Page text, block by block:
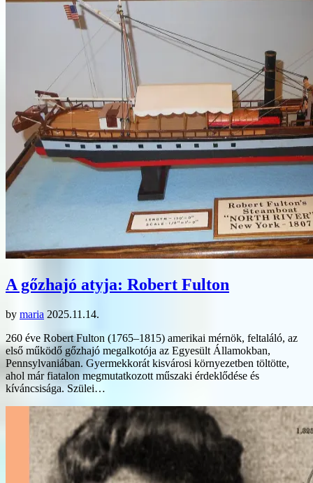
A gőzhajó atyja: Robert Fulton
by maria 2025.11.14.
260 éve Robert Fulton (1765–1815) amerikai mérnök, feltaláló, az
első működő gőzhajó megalkotója az Egyesült Államokban,
Pennsylvaniában. Gyermekkorát kisvárosi környezetben töltötte,
ahol már fiatalon megmutatkozott műszaki érdeklődése és
kíváncsisága. Szülei…